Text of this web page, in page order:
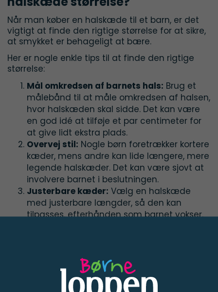
Når man køber en halskæde til et barn, er det
vigtigt at finde den rigtige størrelse for at sikre,
at smykket er behageligt at bære.
Her er nogle enkle tips til at finde den rigtige
størrelse:
Mål omkredsen af barnets hals: Brug et
målebånd til at måle omkredsen af halsen,
hvor halskæden skal sidde. Det kan være
en god idé at tilføje et par centimeter for
at give lidt ekstra plads.
Overvej stil: Nogle børn foretrækker kortere
kæder, mens andre kan lide længere, mere
legende halskæder. Det kan være sjovt at
involvere barnet i beslutningen.
Justerbare kæder: Vælg en halskæde
med justerbare længder, så den kan
tilpasses, efterhånden som barnet vokser.
år man skal købe smykker til børn, kan smykker
der er brugte være et smart valg. Det er både
en økonomisk fordel og der kan være nogle